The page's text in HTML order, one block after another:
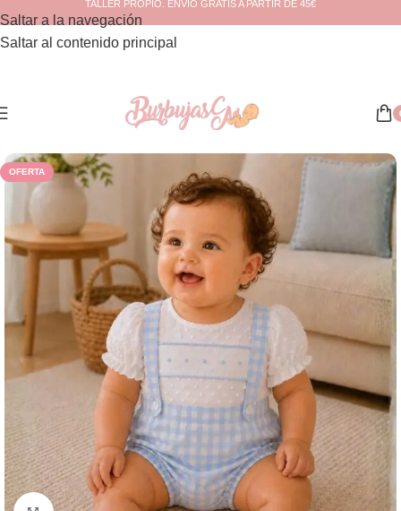
Saltar a la navegación
Saltar al contenido principal
TALLER PROPIO. ENVÍO GRATIS A PARTIR DE 45€
Inicio
OFERTA